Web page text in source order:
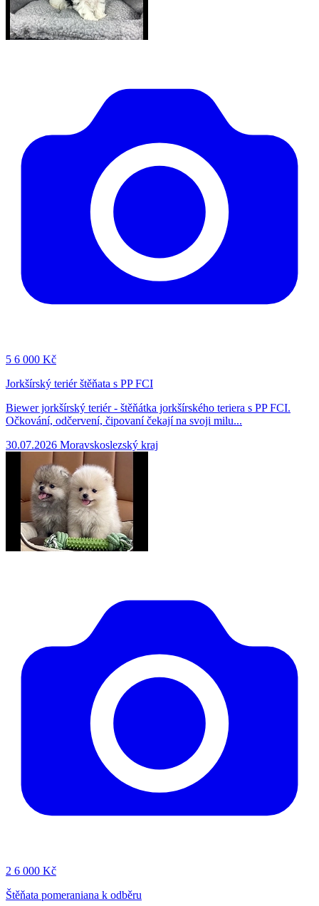
5 6 000 Kč
Jorkšírský teriér štěňata s PP FCI
Biewer jorkšírský teriér - štěňátka jorkšírského teriera s PP FCI.
Očkování, odčervení, čipovaní čekají na svoji milu...
30.07.2026 Moravskoslezský kraj
2 6 000 Kč
Štěňata pomeraniana k odběru